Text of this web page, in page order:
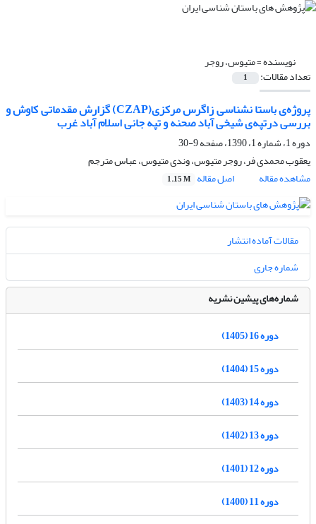
نویسنده =متیوس، روجر
تعداد مقالات: 1
پروژه‌ی باستا نشناسی زاگرس مرکزی(CZAP) گزارش مقدماتی کاوش و
بررسی درتپه‌ی شیخی آباد صحنه و تپه جانی اسلام آباد غرب
دوره 1، شماره 1، 1390، صفحه
9-30
یعقوب محمدی فر، روجر متیوس، وندی متیوس، عباس مترجم
مشاهده مقاله
اصل مقاله 1.15 M
مقالات آماده انتشار
شماره جاری
شماره‌های پیشین نشریه
دوره 16 (1405)
دوره 15 (1404)
دوره 14 (1403)
دوره 13 (1402)
دوره 12 (1401)
دوره 11 (1400)